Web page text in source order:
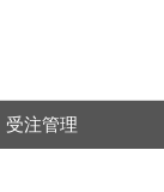
受注管理